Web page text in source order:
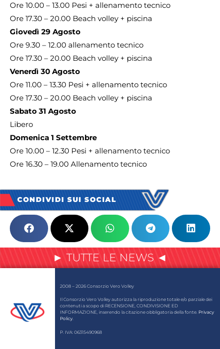
Ore 10.00 – 13.00 Pesi + allenamento tecnico
Ore 17.30 – 20.00 Beach volley + piscina
Giovedì 29 Agosto
Ore 9.30 – 12.00 allenamento tecnico
Ore 17.30 – 20.00 Beach volley + piscina
Venerdì 30 Agosto
Ore 11.00 – 13.30 Pesi + allenamento tecnico
Ore 17.30 – 20.00 Beach volley + piscina
Sabato 31 Agosto
Libero
Domenica 1 Settembre
Ore 10.00 – 12.30 Pesi + allenamento tecnico
Ore 16.30 – 19.00 Allenamento tecnico
CONDIVIDI SUI SOCIAL
► TUTTE LE NEWS ◄
2008 – 2026 Consorzio Vero Volley
Il Consorzio Vero Volley autorizza la riproduzione totale e/o parziale dei
contenuti a scopo di RECENSIONE, CONDIVISIONE ED
INFORMAZIONE, inserendo la citazione obbligatoria della fonte. Privacy
Policy
P. IVA: 06315490968